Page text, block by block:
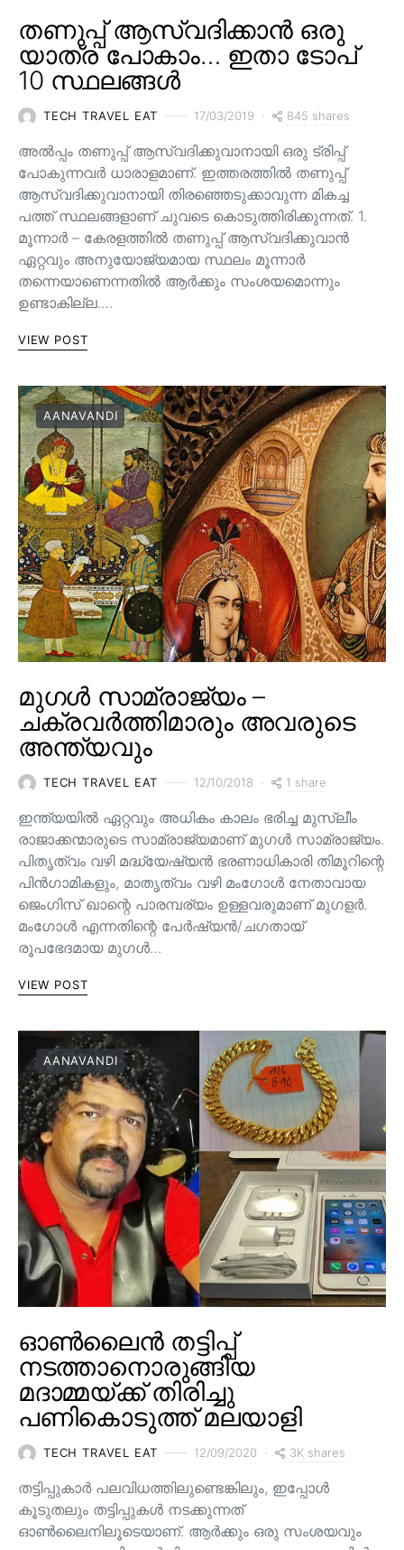
തണുപ്പ് ആസ്വദിക്കാൻ ഒരു
യാത്ര പോകാം… ഇതാ ടോപ്
10 സ്ഥലങ്ങൾ
TECH TRAVEL EAT 17/03/2019 845 shares
അൽപ്പം തണുപ്പ് ആസ്വദിക്കുവാനായി ഒരു ട്രിപ്പ്
പോകുന്നവർ ധാരാളമാണ്. ഇത്തരത്തിൽ തണുപ്പ്
ആസ്വദിക്കുവാനായി തിരഞ്ഞെടുക്കാവുന്ന മികച്ച
പത്ത് സ്ഥലങ്ങളാണ് ചുവടെ കൊടുത്തിരിക്കുന്നത്. 1.
മൂന്നാർ – കേരളത്തിൽ തണുപ്പ് ആസ്വദിക്കുവാൻ
ഏറ്റവും അനുയോജ്യമായ സ്ഥലം മൂന്നാർ
തന്നെയാണെന്നതിൽ ആർക്കും സംശയമൊന്നും
ഉണ്ടാകില്ല.…
VIEW POST
AANAVANDI
മുഗൾ സാമ്രാജ്യം –
ചക്രവർത്തിമാരും അവരുടെ
അന്ത്യവും
TECH TRAVEL EAT 12/10/2018 1 share
ഇന്ത്യയിൽ ഏറ്റവും അധികം കാലം ഭരിച്ച മുസ്ലീം
രാജാക്കന്മാരുടെ സാമ്രാജ്യമാണ് മുഗൾ സാമ്രാജ്യം.
പിതൃത്വം വഴി മദ്ധ്യേഷ്യൻ ഭരണാധികാരി തിമൂറിന്റെ
പിൻ‌ഗാമികളും, മാതൃത്വം വഴി മംഗോൾ നേതാവായ
ജെംഗിസ് ഖാന്റെ പാരമ്പര്യം ഉള്ളവരുമാണ്‌ മുഗളർ.
മംഗോൾ എന്നതിന്റെ പേർഷ്യൻ/ചഗതായ്
രൂപഭേദമായ മുഗൾ…
VIEW POST
AANAVANDI
ഓൺലൈൻ തട്ടിപ്പ്
നടത്താനൊരുങ്ങിയ
മദാമ്മയ്ക്ക് തിരിച്ചു
പണികൊടുത്ത് മലയാളി
TECH TRAVEL EAT 12/09/2020 3K shares
തട്ടിപ്പുകാർ പലവിധത്തിലുണ്ടെങ്കിലും, ഇപ്പോൾ
കൂടുതലും തട്ടിപ്പുകൾ നടക്കുന്നത്
ഓൺലൈനിലൂടെയാണ്. ആർക്കും ഒരു സംശയവും